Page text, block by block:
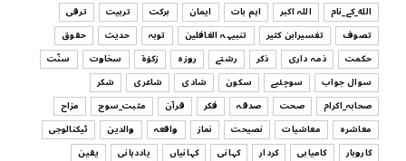
UNCATEGORIZED
اس وقت آپ کا موڈ کیسا ہے؟
July 29, 2026
UNCATEGORIZED
قرض لینے اور دینے میں ہوشیاری
July 29, 2026
الله_کے_نام
اللہ اکبر اہم بات ایمان برکت تربیت
ترقی
تصوف
تفسیرابن کثیر تنبیہہ الغافلین توبہ حدیث
حقوق
حکمت
ذمہ داری ذکر رشتے روزہ زکوٰۃ سخاوت
سنّت
سوال جواب
سوچئیے سکون شادی شاعری
شکر
صحابہ_اکرام
صحت صدقہ فکر قرآن مثبت_سوچ
مزاح
معاشرہ
معاشیات نصیحت نماز واقعہ والدین
ٹیکنالوجی
کاروبار
کامیابی کردار کہانی کہانیاں یاددہانی یقین